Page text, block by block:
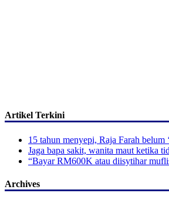
Artikel Terkini
15 tahun menyepi, Raja Farah belum
Jaga bapa sakit, wanita maut ketika
“Bayar RM600K atau diisytihar
Archives